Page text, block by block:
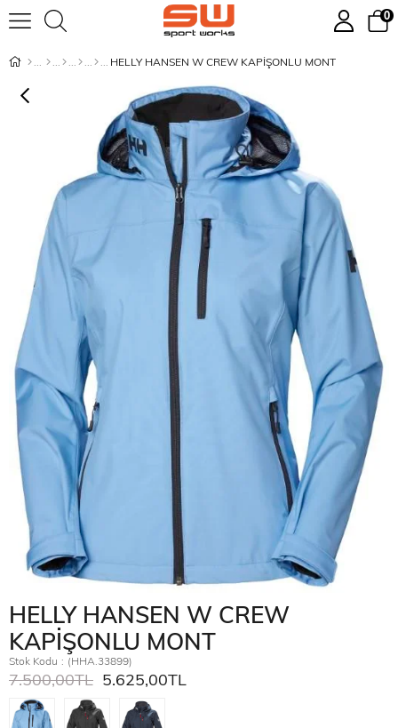
0
HELLY HANSEN W CREW KAPİŞONLU MONT
HELLY HANSEN W CREW
KAPİŞONLU MONT
Stok Kodu (HHA.33899)
7.500,00TL 5.625,00TL